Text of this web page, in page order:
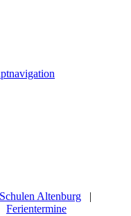
Altenburg |
Ferientermine